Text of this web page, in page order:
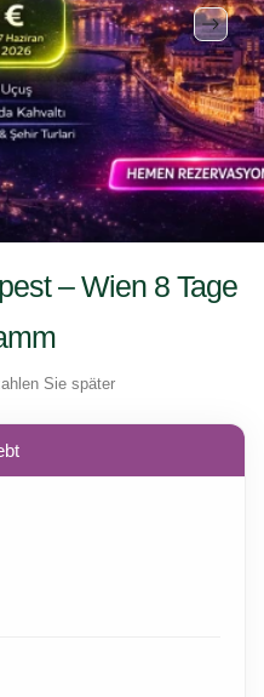
– Wien 8 Tage
Sie später